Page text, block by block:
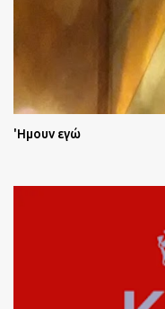
'Ημουν εγώ